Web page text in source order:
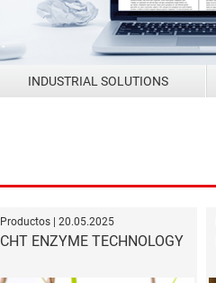
INDUSTRIAL SOLUTIONS
Productos | 20.05.2025
CHT ENZYME TECHNOLOGY